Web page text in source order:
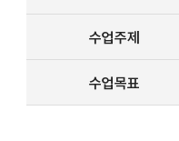
수업주제
수업목표